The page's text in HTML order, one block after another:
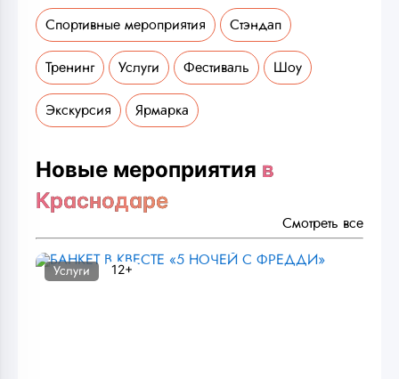
Спортивные мероприятия Стэндап
Тренинг Услуги Фестиваль Шоу
Экскурсия Ярмарка
Новые мероприятия в
Краснодаре
Смотреть все
Услуги 12+